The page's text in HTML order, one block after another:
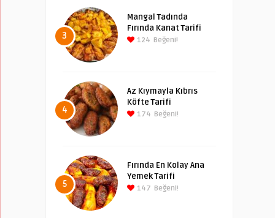
3
Mangal Tadında
Fırında Kanat Tarifi
124 Beğeni!
4
Az Kıymayla Kıbrıs
Köfte Tarifi
174 Beğeni!
5
Fırında En Kolay Ana
Yemek Tarifi
147 Beğeni!